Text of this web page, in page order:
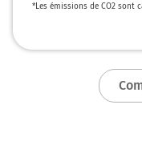
*Les émissions de CO2 sont